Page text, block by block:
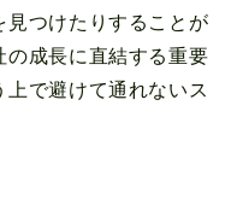
見つけたりすることが
の成長に直結する重要
で避けて通れないス